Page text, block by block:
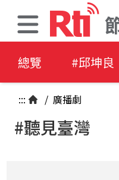
總覽 #邱坤良
::: / 廣播劇
#聽見臺灣